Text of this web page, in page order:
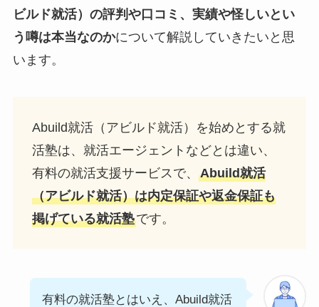
ビルド就活）の評判や口コミ、実績や怪しいとい
う噂は本当なのかについて解説していきたいと思
います。
Abuild就活（アビルド就活）を始めとする就
活塾は、就活エージェントなどとは違い、
有料の就活支援サービスで、 Abuild就活
（アビルド就活）は内定保証や返金保証も
掲げている就活塾です。
有料の就活塾とはいえ、Abuild就活